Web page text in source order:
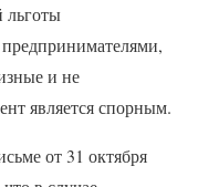
льготы
и не
является спорным.
от 31 октября